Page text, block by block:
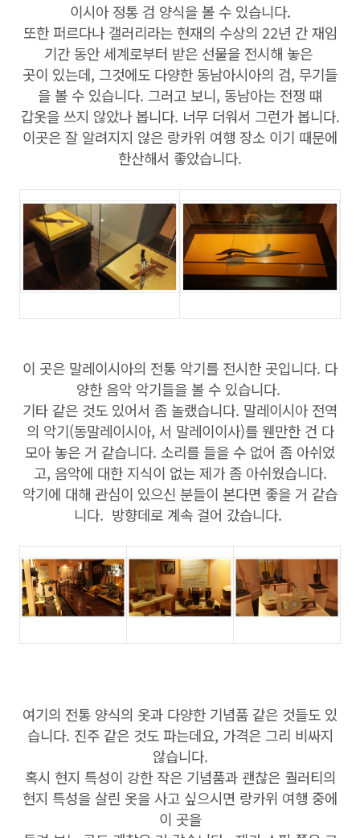
이시아 정통 검 양식을 볼 수 있습니다.
또한 퍼르다나 갤러리라는 현재의 수상의 22년 간 재임
기간 동안 세계로부터 받은 선물을 전시해 놓은
곳이 있는데, 그것에도 다양한 동남아시아의 검, 무기들
을 볼 수 있습니다. 그러고 보니, 동남아는 전쟁 떄
갑옷을 쓰지 않았나 봅니다. 너무 더워서 그런가 봅니다.
이곳은 잘 알려지지 않은 랑카위 여행 장소 이기 때문에
한산해서 좋았습니다.
이 곳은 말레이시아의 전통 악기를 전시한 곳입니다. 다
양한 음악 악기들을 볼 수 있습니다.
기타 같은 것도 있어서 좀 놀랬습니다. 말레이시아 전역
의 악기(동말레이시아, 서 말레이이사)를 웬만한 건 다
모아 놓은 거 같습니다. 소리를 들을 수 없어 좀 아쉬었
고, 음악에 대한 지식이 없는 제가 좀 아쉬웠습니다.
악기에 대해 관심이 있으신 분들이 본다면 좋을 거 같습
니다. 방향데로 계속 걸어 갔습니다.
여기의 전통 양식의 옷과 다양한 기념품 같은 것들도 있
습니다. 진주 같은 것도 파는데요, 가격은 그리 비싸지
않습니다.
혹시 현지 특성이 강한 작은 기념품과 괜찮은 퀄러티의
현지 특성을 살린 옷을 사고 싶으시면 랑카위 여행 중에
이 곳을